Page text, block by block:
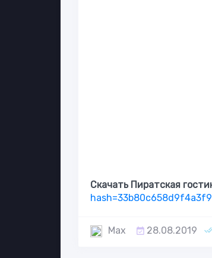
Скачать Пиратская
Max 28.08.2019